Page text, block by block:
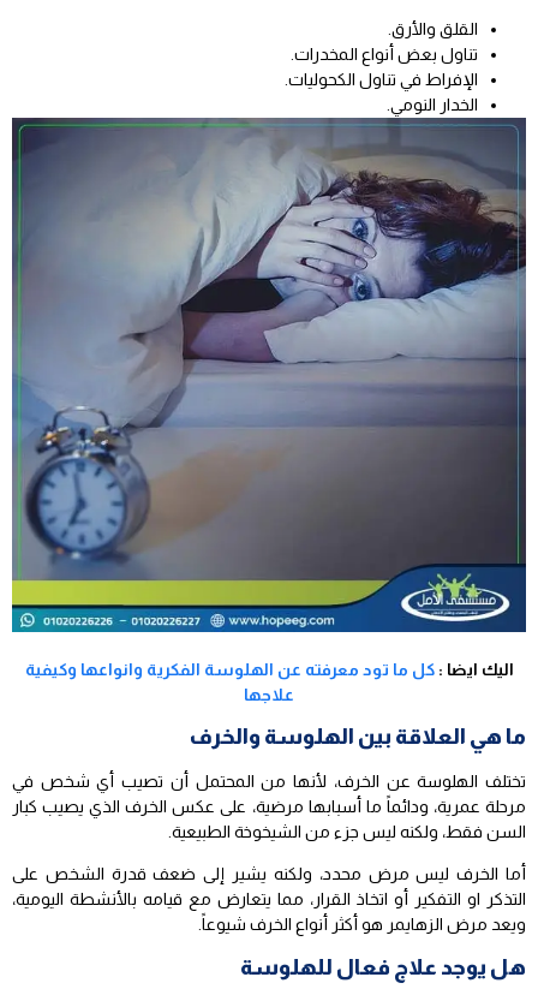
القلق والأرق.
تناول بعض أنواع المخدرات.
الإفراط في تناول الكحوليات.
الخدار النومي.
اليك ايضا :كل ما تود معرفته عن الهلوسة الفكرية وانواعها وكيفية
علاجها
ما هي العلاقة بين الهلوسة والخرف
تختلف الهلوسة عن الخرف، لأنها من المحتمل أن تصيب أي شخص في
مرحلة عمرية، ودائماً ما أسبابها مرضية، على عكس الخرف الذي يصيب كبار
السن فقط، ولكنه ليس جزء من الشيخوخة الطبيعية.
أما الخرف ليس مرض محدد، ولكنه يشير إلى ضعف قدرة الشخص على
التذكر او التفكير أو اتخاذ القرار، مما يتعارض مع قيامه بالأنشطة اليومية،
ويعد مرض الزهايمر هو أكثر أنواع الخرف شيوعاً.
هل يوجد علاج فعال للهلوسة